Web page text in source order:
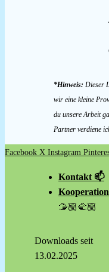
*Hinweis: Dieser
wir eine kleine
du unsere Arbeit
Partner verdiene
Facebook X Instagram
Kontakt 📫
Kooperation
🫱🏼‍🫲🏼
Downloads seit
13.02.2025